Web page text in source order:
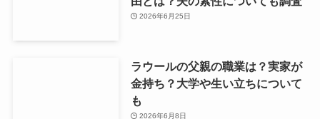
2026年6月25日
ラウールの父親の職業は？実家が
金持ち？大学や生い立ちについて
も
2026年6月8日